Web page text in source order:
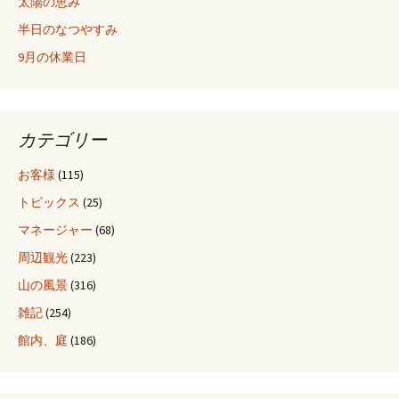
半日のなつやすみ
9月の休業日
カテゴリー
お客様 (115)
トピックス (25)
マネージャー (68)
周辺観光(223)
山の風景(316)
雑記(254)
館内、庭 (186)